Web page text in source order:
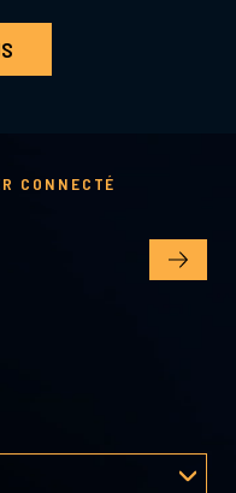
CONNECTÉ